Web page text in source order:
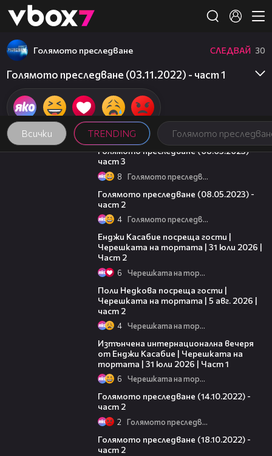
👾
Всички TRENDING Голямото
Голямото преследване СЛЕДВАЙ 30
Голямото преследване (03.11.2022) - част 1
09:13
Голямото преследване (08.05.2023) -
част 3
8 Голямото преследване
Голямото преследване (08.05.2023) -
част 2
4 Голямото преследване
Енджи Касабие посреща гости |
Черешката на тортата | 31 юли 2026 |
Част 2
6 Черешката на тортата
Поли Недкова посреща гости |
Черешката на тортата | 5 авг. 2026 |
част 2
4 Черешката на тортата
Изтънчена интернационална вечеря
от Енджи Касабие | Черешката на
тортата | 31 юли 2026 | Част 1
6 Черешката на тортата
Голямото преследване (14.10.2022) -
част 2
2 Голямото преследване
Голямото преследване (18.10.2022) -
част 2